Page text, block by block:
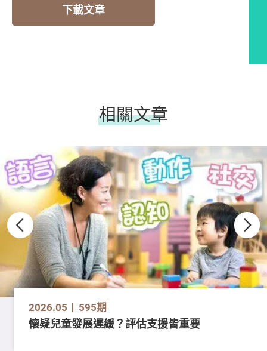
下載文章
相關文章
2026.05 595期
懷疑兒童發展遲緩？評估支援皆重要